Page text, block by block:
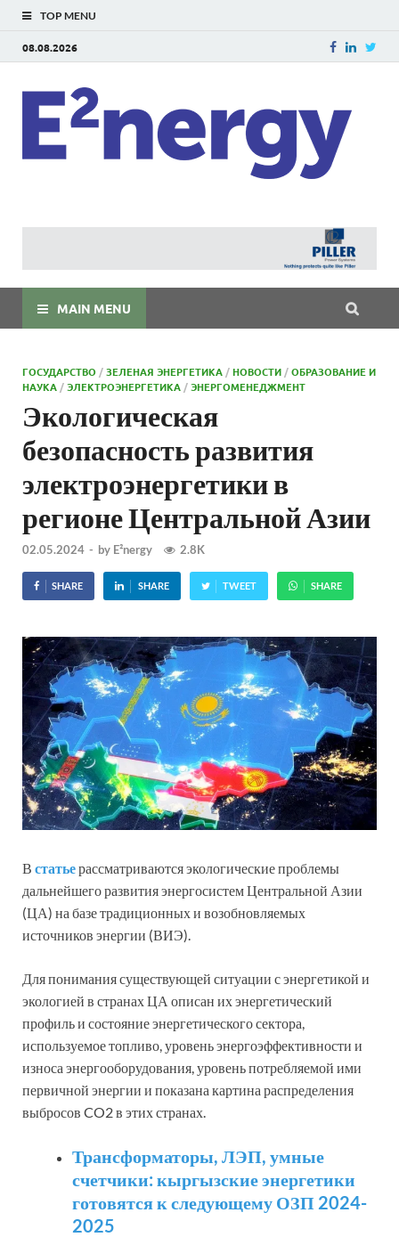
TOP MENU
08.08.2026
MAIN MENU
ГОСУДАРСТВО /ЗЕЛЕНАЯ ЭНЕРГЕТИКА /НОВОСТИ /ОБРАЗОВАНИЕ И
НАУКА /ЭЛЕКТРОЭНЕРГЕТИКА /ЭНЕРГОМЕНЕДЖМЕНТ
Экологическая
безопасность развития
электроэнергетики в
регионе Центральной Азии
02.05.2024 - by E²nergy 2.8K
SHARE SHARE TWEET SHARE
В статьерассматриваются экологические проблемы
дальнейшего развития энергосистем Центральной Азии
(ЦА) на базе традиционных и возобновляемых
источников энергии (ВИЭ).
Для понимания существующей ситуации с энергетикой и
экологией в странах ЦА описан их энергетический
профиль и состояние энергетического сектора,
используемое топливо, уровень энергоэффективности и
износа энергооборудования, уровень потребляемой ими
первичной энергии и показана картина распределения
выбросов CO2 в этих странах.
Трансформаторы, ЛЭП, умные
счетчики: кыргызские энергетики
готовятся к следующему ОЗП 2024-
2025